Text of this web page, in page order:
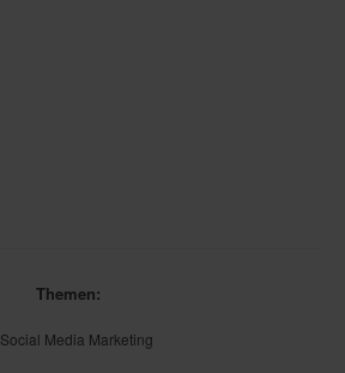
Themen:
Social Media Marketing